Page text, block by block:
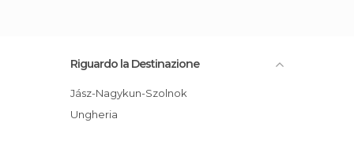
Riguardo la Destinazione
Jász-Nagykun-Szolnok
Ungheria